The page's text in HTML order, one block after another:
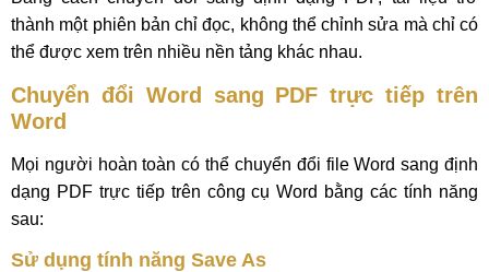
thành một phiên bản chỉ đọc, không thể chỉnh sửa mà chỉ có
thể được xem trên nhiều nền tảng khác nhau.
Chuyển đổi Word sang PDF trực tiếp trên
Word
Mọi người hoàn toàn có thể chuyển đổi file Word sang định
dạng PDF trực tiếp trên công cụ Word bằng các tính năng
sau:
Sử dụng tính năng Save As